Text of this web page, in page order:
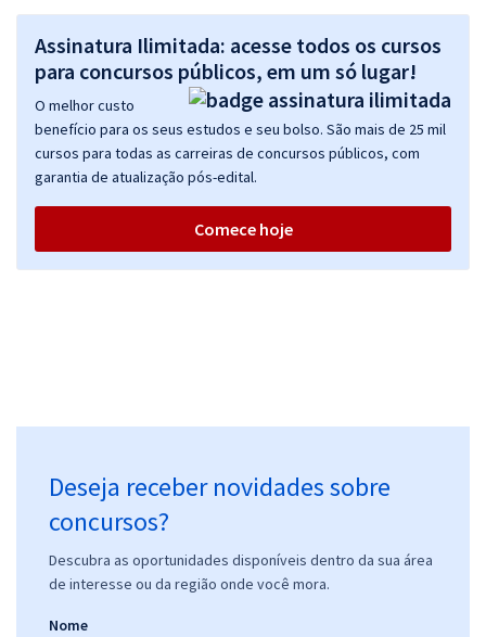
Assinatura Ilimitada: acesse todos os cursos
para concursos públicos, em um só lugar!
O melhor custo
benefício para os seus estudos e seu bolso. São mais de 25 mil
cursos para todas as carreiras de concursos públicos, com
garantia de atualização pós-edital.
Comece hoje
Deseja receber novidades sobre
concursos?
Descubra as oportunidades disponíveis dentro da sua área
de interesse ou da região onde você mora.
Nome